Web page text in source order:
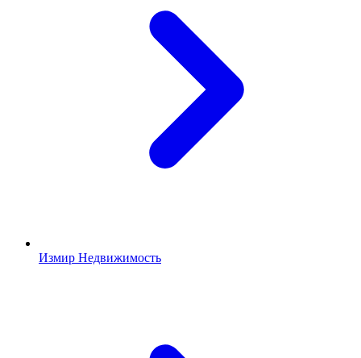
Измир Недвижимость